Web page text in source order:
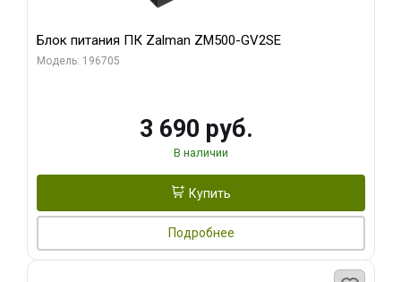
Блок питания ПК Zalman ZM500-GV2SE
Модель: 196705
3 690 руб.
В наличии
Купить
Подробнее